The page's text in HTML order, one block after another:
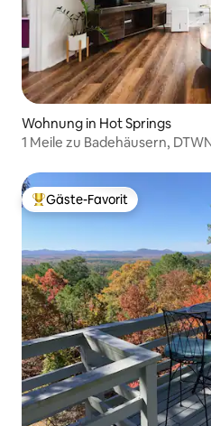
Wohnung in Hot Springs
1 Meile zu Badehäusern,
Beliebter Gäste-Favorit.
Gäste-Favorit